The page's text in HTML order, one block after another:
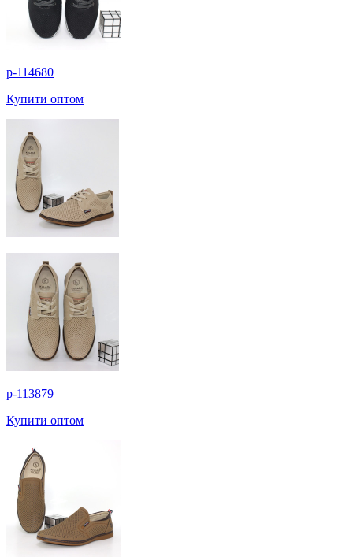
p-114680
Купити оптом
p-113879
Купити оптом